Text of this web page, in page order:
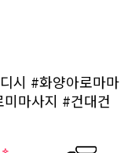
시 #화양아로마마
마사지 #건대건